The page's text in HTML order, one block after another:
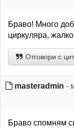
Браво! Много
циркуляра,
Отговори с
masteradmin -
Браво спомням